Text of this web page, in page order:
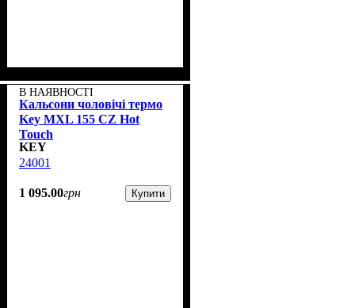
В НАЯВНОСТІ
Кальсони чоловічі термо
Key MXL 155 CZ Hot
Touch
KEY
24001
1 095.00грн Купити